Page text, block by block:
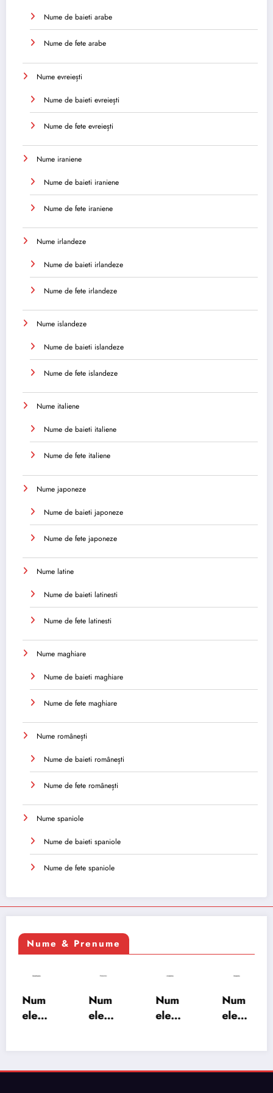
Nume de baieti arabe
Nume de fete arabe
Nume evreiești
Nume de baieti evreiești
Nume de fete evreiești
Nume iraniene
Nume de baieti iraniene
Nume de fete iraniene
Nume irlandeze
Nume de baieti irlandeze
Nume de fete irlandeze
Nume islandeze
Nume de baieti islandeze
Nume de fete islandeze
Nume italiene
Nume de baieti italiene
Nume de fete italiene
Nume japoneze
Nume de baieti japoneze
Nume de fete japoneze
Nume latine
Nume de baieti latinesti
Nume de fete latinesti
Nume maghiare
Nume de baieti maghiare
Nume de fete maghiare
Nume românești
Nume de baieti românești
Nume de fete românești
Nume spaniole
Nume de baieti spaniole
Nume de fete spaniole
Nume & Prenume
Num
ele
semn
Num
ele
semn
Num
ele
semn
Num
ele
ificați